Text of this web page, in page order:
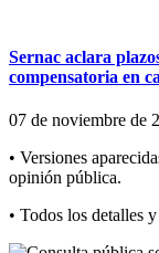
Sernac aclara
compensatoria en
07 de noviembre de
• Versiones
opinión pública.
• Todos los detalles